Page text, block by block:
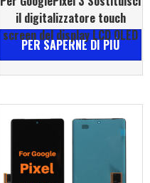
il digitalizzatore touch
screen del display LCD OLED
PER SAPERNE DI PIÙ